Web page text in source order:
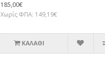
185,00€
Χωρίς ΦΠΑ: 149,19€
ΚΑΛΆΘΙ